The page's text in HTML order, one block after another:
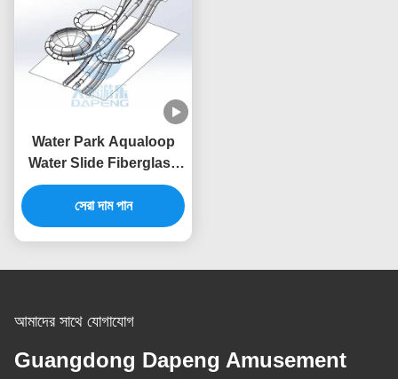
Water Park Aqualoop
Water Slide Fiberglass
Swimming Pool Adults
Water Slide
সেরা দাম পান
আমাদের সাথে যোগাযোগ
Guangdong Dapeng Amusement